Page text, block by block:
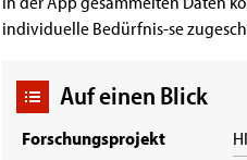
individuelle Bedürfnis-se
Auf einen Blick
Forschungsprojekt